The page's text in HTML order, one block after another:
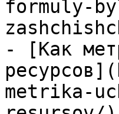
formuly-
- [Как
metrika-